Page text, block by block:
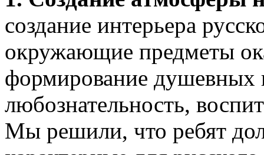
создание интерьера
окружающие предметы
формирование душевных
любознательность,
Мы решили, что ребят